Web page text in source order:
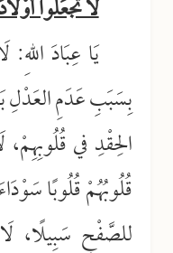
لَا تَجْعَلُوا
يَا عِبَادَ
بِسَبَبِ عَدَمِ العَدْلِ
الحِقْدِ في
قُلُوبُهُمْ قُلُوبًا
للصَّفْحِ سَبِيلًا،